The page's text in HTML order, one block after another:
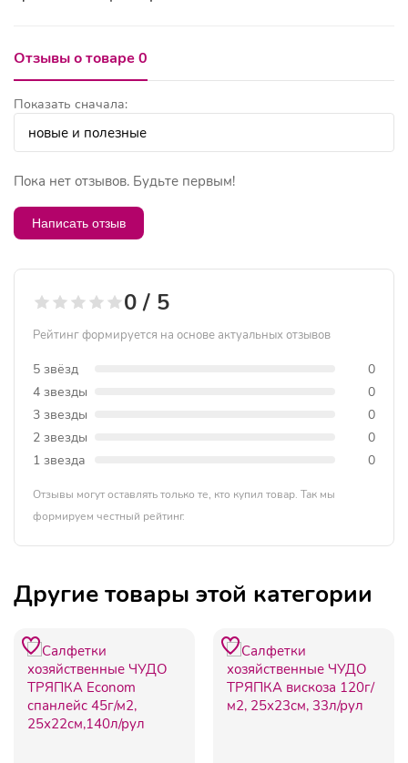
Отзывы о товаре 0
Показать сначала:
Пока нет отзывов. Будьте первым!
Написать отзыв
0 / 5
Рейтинг формируется на основе актуальных отзывов
5 звёзд
0
4 звезды
0
3 звезды
0
2 звезды
0
1 звезда
0
Отзывы могут оставлять только те, кто купил товар. Так мы
формируем честный рейтинг.
Другие товары этой категории